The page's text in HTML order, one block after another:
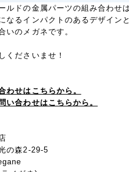
ルドの金属パーツの組み合わせ
なるインパクトのあるデザイン
いのメガネです。
くださいませ！
わせはこちらから。
い合わせはこちらから。
の森2-29-5